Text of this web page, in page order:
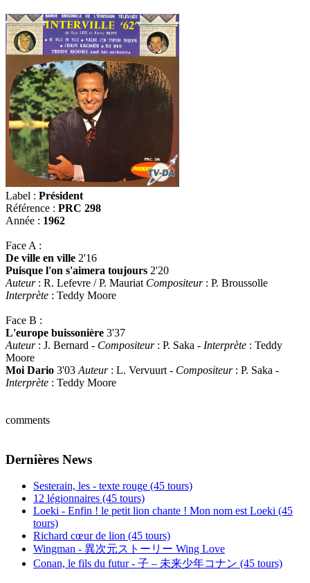
Label : Président
Référence : PRC 298
Année : 1962
Face A :
De ville en ville 2'16
Puisque l'on s'aimera toujours 2'20
Auteur: R. Lefevre / P. Mauriat Compositeur: P. Broussolle
Interprète : Teddy Moore
Face B :
L'europe buissonière 3'37
Auteur: J. Bernard - Compositeur: P. Saka - Interprète : Teddy
Moore
Moi Dario 3'03 Auteur: L. Vervuurt - Compositeur: P. Saka -
Interprète : Teddy Moore
comments
Dernières News
Sesterain, les - texte rouge (45 tours)
12 légionnaires (45 tours)
Loeki - Enfin ! le petit lion chante ! Mon nom est Loeki (45
tours)
Richard cœur de lion (45 tours)
Wingman - 異次元ストーリー Wing Love
Conan, le fils du futur - 子 – 未来少年コナン (45 tours)